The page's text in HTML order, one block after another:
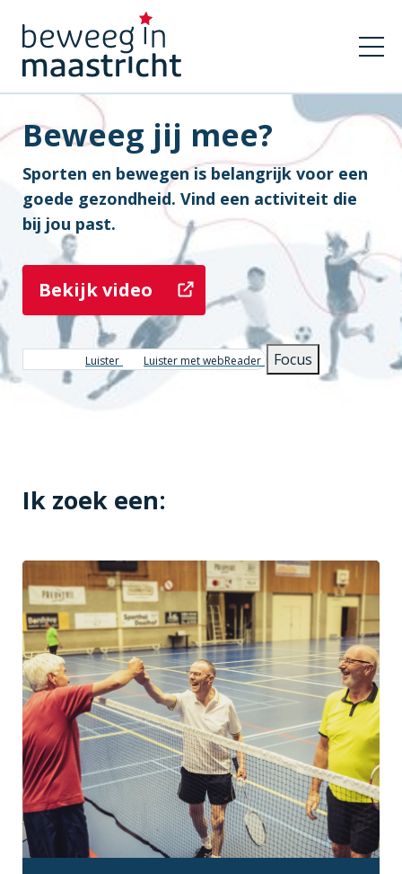
Beweeg jij mee?
Sporten en bewegen is belangrijk voor een
goede gezondheid. Vind een activiteit die
bij jou past.
Bekijk video
Luister Luister met webReader Focus
Ik zoek een: